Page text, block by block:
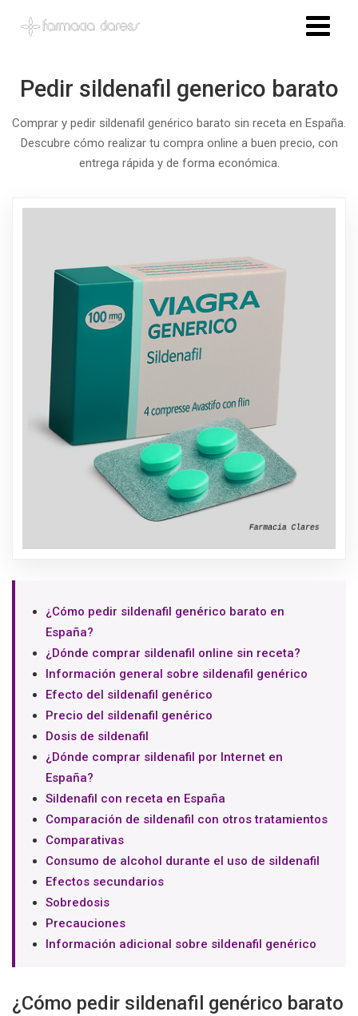
Pedir sildenafil generico barato
Comprar y pedir sildenafil genérico barato sin receta en España.
Descubre cómo realizar tu compra online a buen precio, con
entrega rápida y de forma económica.
¿Cómo pedir sildenafil genérico barato en
España?
¿Dónde comprar sildenafil online sin receta?
Información general sobre sildenafil genérico
Efecto del sildenafil genérico
Precio del sildenafil genérico
Dosis de sildenafil
¿Dónde comprar sildenafil por Internet en
España?
Sildenafil con receta en España
Comparación de sildenafil con otros tratamientos
Comparativas
Consumo de alcohol durante el uso de sildenafil
Efectos secundarios
Sobredosis
Precauciones
Información adicional sobre sildenafil genérico
¿Cómo pedir sildenafil genérico barato